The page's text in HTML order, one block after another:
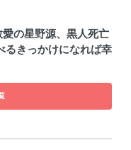
愛の星野源、黒人死亡
るきっかけになれば幸